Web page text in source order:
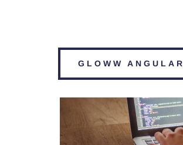
GLOWW ANGULAR